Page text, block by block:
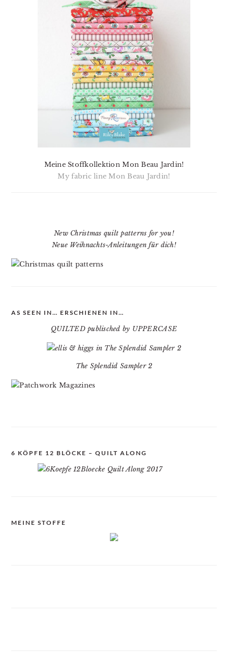
Meine Stoffkollektion Mon Beau Jardin!
My fabric line Mon Beau Jardin!
New Christmas quilt patterns for you!
Neue Weihnachts-Anleitungen für dich!
AS SEEN IN… ERSCHIENEN IN…
QUILTED publisched by UPPERCASE
The Splendid Sampler 2
6 KÖPFE 12 BLÖCKE – QUILT ALONG
MEINE STOFFE